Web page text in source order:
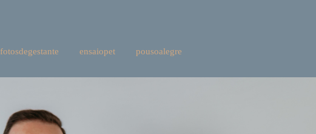
fotosdegestante ensaiopet pousoalegre